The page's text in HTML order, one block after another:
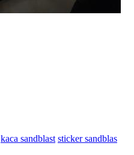
kaca sandblast sticker sandblas